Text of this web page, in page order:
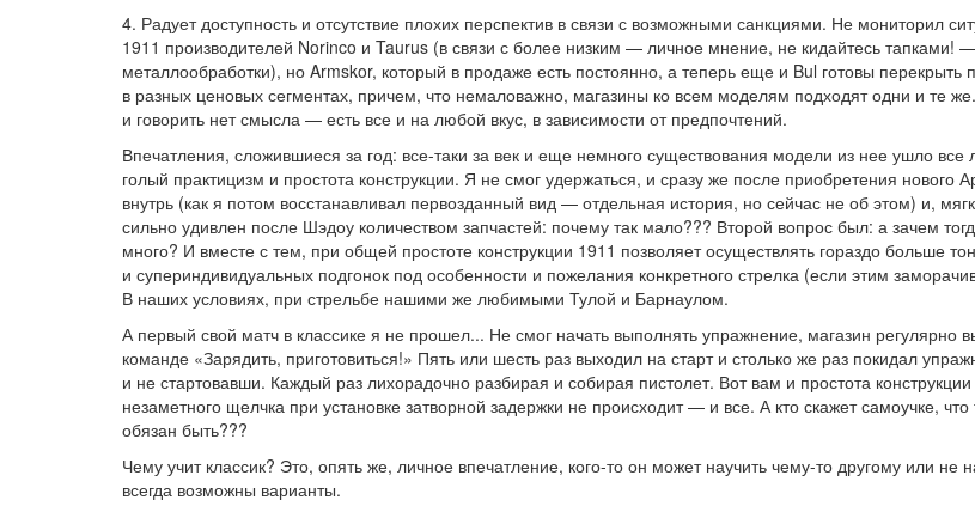
4. Радует доступность и отсутствие плохих перспектив в связи с возможными санкциями. Не мониторил
1911 производителей Norinco и Taurus (в связи с более низким — личное мнение, не кидайтесь тапками!
металлообработки), но Armskor, который в продаже есть постоянно, а теперь еще и Bul готовы перекрыть
в разных ценовых сегментах, причем, что немаловажно, магазины ко всем моделям подходят одни и те
и говорить нет смысла — есть все и на любой вкус, в зависимости от предпочтений.
Впечатления, сложившиеся за год: все-таки за век и еще немного существования модели из нее ушло все
голый практицизм и простота конструкции. Я не смог удержаться, и сразу же после приобретения нового
внутрь (как я потом восстанавливал первозданный вид — отдельная история, но сейчас не об этом) и,
сильно удивлен после Шэдоу количеством запчастей: почему так мало??? Второй вопрос был: а зачем
много? И вместе с тем, при общей простоте конструкции 1911 позволяет осуществлять гораздо больше
и супериндивидуальных подгонок под особенности и пожелания конкретного стрелка (если этим
В наших условиях, при стрельбе нашими же любимыми Тулой и Барнаулом.
А первый свой матч в классике я не прошел... Не смог начать выполнять упражнение, магазин регулярно
команде «Зарядить, приготовиться!» Пять или шесть раз выходил на старт и столько же раз покидал
и не стартовавши. Каждый раз лихорадочно разбирая и собирая пистолет. Вот вам и простота
незаметного щелчка при установке затворной задержки не происходит — и все. А кто скажет самоучке,
обязан быть???
Чему учит классик? Это, опять же, личное впечатление, кого-то он может научить чему-то другому или не
всегда возможны варианты.